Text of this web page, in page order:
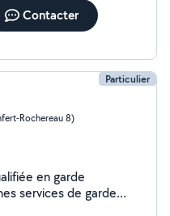
Contacter
Particulier
Rochereau 8)
en garde
services de garde